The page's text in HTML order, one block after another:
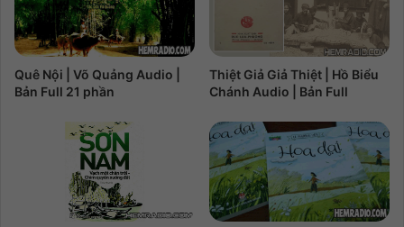
Quê Nội | Võ Quảng Audio |
Bản Full 21 phần
Thiệt Giả Giả Thiệt | Hồ Biểu
Chánh Audio | Bản Full